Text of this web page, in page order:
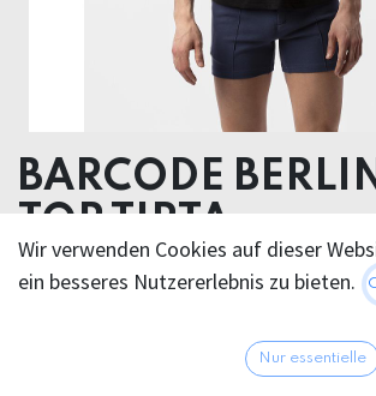
BARCODE
TOP TIRTA
100% Polyester
Wir verwenden Cookies auf dieser
ein besseres Nutzererlebnis zu bieten.
Nur essentielle